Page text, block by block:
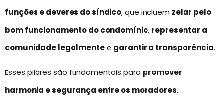
funções e deveres do síndico, que incluem zelar pelo
bom funcionamento do condomínio, representar a
comunidade legalmentee garantir a transparência.
Esses pilares são fundamentais para promover
harmonia e segurança entre os moradores.